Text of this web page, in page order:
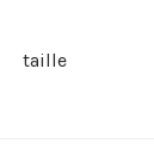
taille